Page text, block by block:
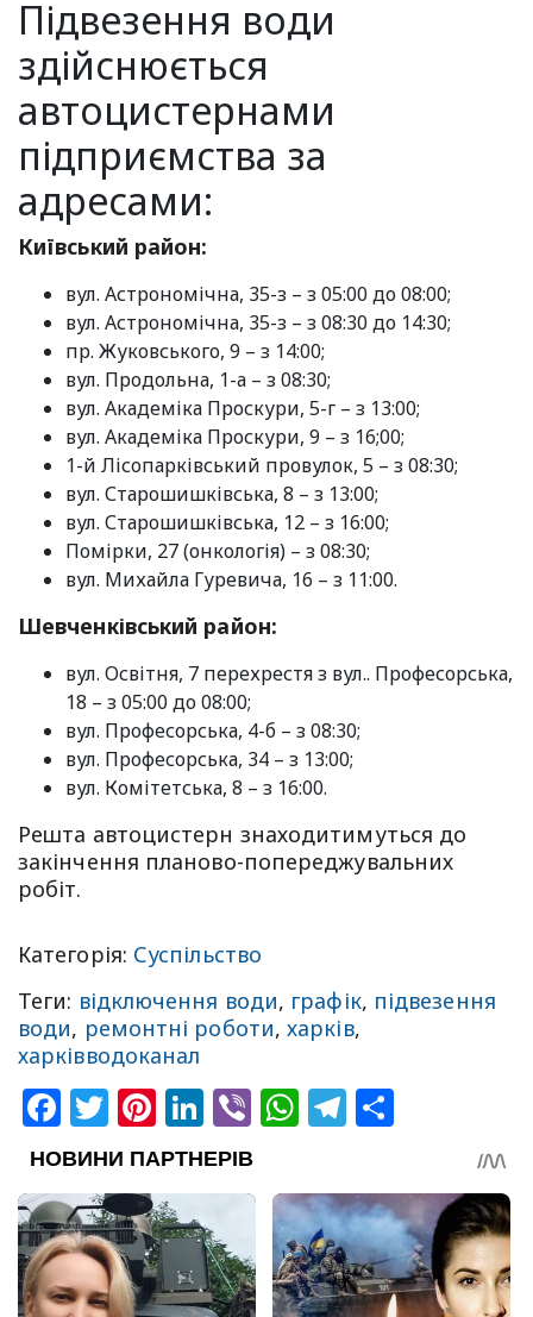
Підвезення води
здійснюється
автоцистернами
підприємства за
адресами:
Київський район:
вул. Астрономічна, 35-з – з 05:00 до 08:00;
вул. Астрономічна, 35-з – з 08:30 до 14:30;
пр. Жуковського, 9 – з 14:00;
вул. Продольна, 1-а – з 08:30;
вул. Академіка Проскури, 5-г – з 13:00;
вул. Академіка Проскури, 9 – з 16;00;
1-й Лісопарківський провулок, 5 – з 08:30;
вул. Старошишківська, 8 – з 13:00;
вул. Старошишківська, 12 – з 16:00;
Помірки, 27 (онкологія) – з 08:30;
вул. Михайла Гуревича, 16 – з 11:00.
Шевченківський район:
вул. Освітня, 7 перехрестя з вул.. Професорська,
18 – з 05:00 до 08:00;
вул. Професорська, 4-б – з 08:30;
вул. Професорська, 34 – з 13:00;
вул. Комітетська, 8 – з 16:00.
Решта автоцистерн знаходитимуться до
закінчення планово-попереджувальних
робіт.
Категорія: Суспільство
Теги: відключення води, графік, підвезення
води, ремонтні роботи,харків,
харківводоканал
Facebook
Twitter
Pinterest
LinkedIn
ViberWhatsApp
Telegram